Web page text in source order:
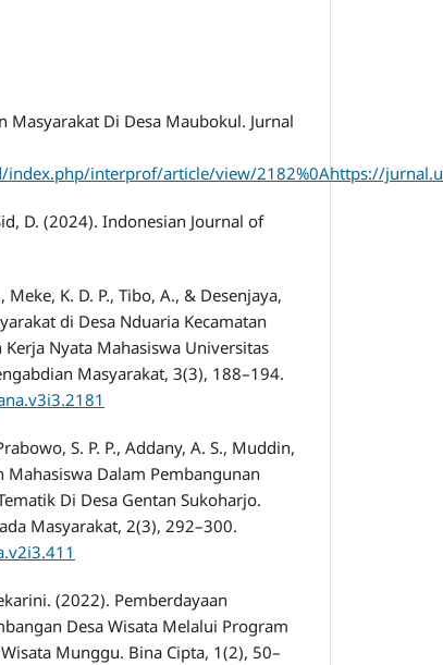
Masyarakat Di Desa Maubokul. Jurnal
index.php/interprof/article/view/2182%0Ahttps://
D. (2024). Indonesian Journal of
K. D. P., Tibo, A., & Desenjaya,
di Desa Nduaria Kecamatan
Nyata Mahasiswa Universitas
Masyarakat, 3(3), 188–194.
S. P. P., Addany, A. S., Muddin,
Dalam Pembangunan
Di Desa Gentan Sukoharjo.
Masyarakat, 2(3), 292–300.
(2022). Pemberdayaan
Desa Wisata Melalui Program
Munggu. Bina Cipta, 1(2), 50–